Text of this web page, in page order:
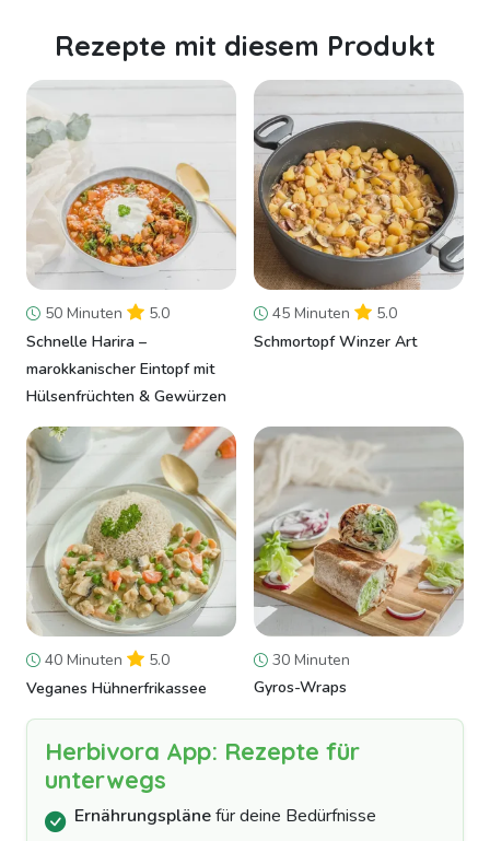
Rezepte mit diesem Produkt
50 Minuten
5.0
Schnelle Harira –
marokkanischer Eintopf mit
Hülsenfrüchten & Gewürzen
45 Minuten
5.0
Schmortopf Winzer Art
40 Minuten
5.0
Veganes Hühnerfrikassee
30 Minuten
Gyros-Wraps
Herbivora App: Rezepte für
unterwegs
Ernährungsplänefür deine Bedürfnisse